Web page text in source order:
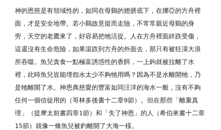
神的恩慈是有領域性的，如同在母鷄的翅膀底下，在挪亞的方舟裡
面，才是安全地帶。若小鷄故意挺而走險，不常常親近母鷄的身
旁，天空的老鷹來了，好容易把牠活捉。人在方舟裡面絆跌受傷，
這還沒有生命危險，如果滾跌到方舟的外面去，那只有被狂濤大浪
所吞噬。魚兒貪食一點極富誘惑性的香餌，一上鉤就被拉離了水
裡，此時魚兒豈能埋怨水太少不夠牠用嗎？因為不是水離開牠，乃
是牠離開了水。神恩典慈愛的豐富如同汪洋的海水一般，沒有不夠
任何一個信徒用的（哥林多後書十二章9節）。但在那些「離棄真
理」（提摩太前書四章1節）和「失了神恩」的人（希伯來書十二章
15節）就像一條魚兒被釣離開了大海一樣。